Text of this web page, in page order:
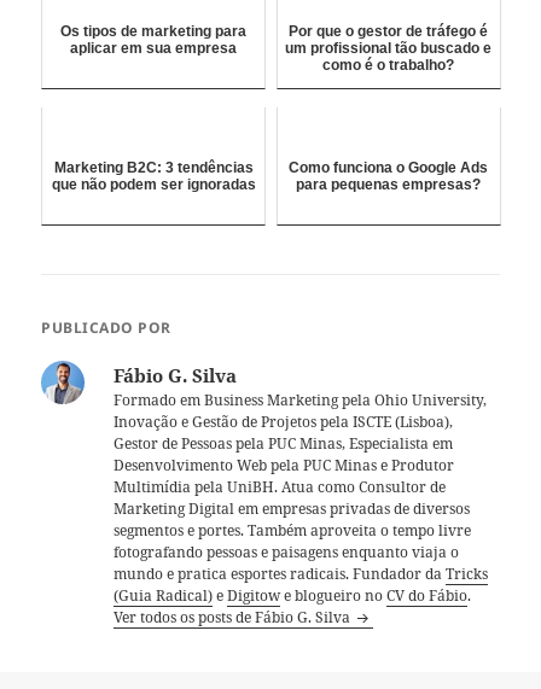
Os tipos de marketing para
aplicar em sua empresa
Por que o gestor de tráfego é
um profissional tão buscado e
como é o trabalho?
Marketing B2C: 3 tendências
que não podem ser ignoradas
Como funciona o Google Ads
para pequenas empresas?
PUBLICADO POR
Fábio G. Silva
Formado em Business Marketing pela Ohio University,
Inovação e Gestão de Projetos pela ISCTE (Lisboa),
Gestor de Pessoas pela PUC Minas, Especialista em
Desenvolvimento Web pela PUC Minas e Produtor
Multimídia pela UniBH. Atua como Consultor de
Marketing Digital em empresas privadas de diversos
segmentos e portes. Também aproveita o tempo livre
fotografando pessoas e paisagens enquanto viaja o
mundo e pratica esportes radicais. Fundador daTricks
(Guia Radical)eDigitowe blogueiro noCV do Fábio.
Ver todos os posts de Fábio G. Silva